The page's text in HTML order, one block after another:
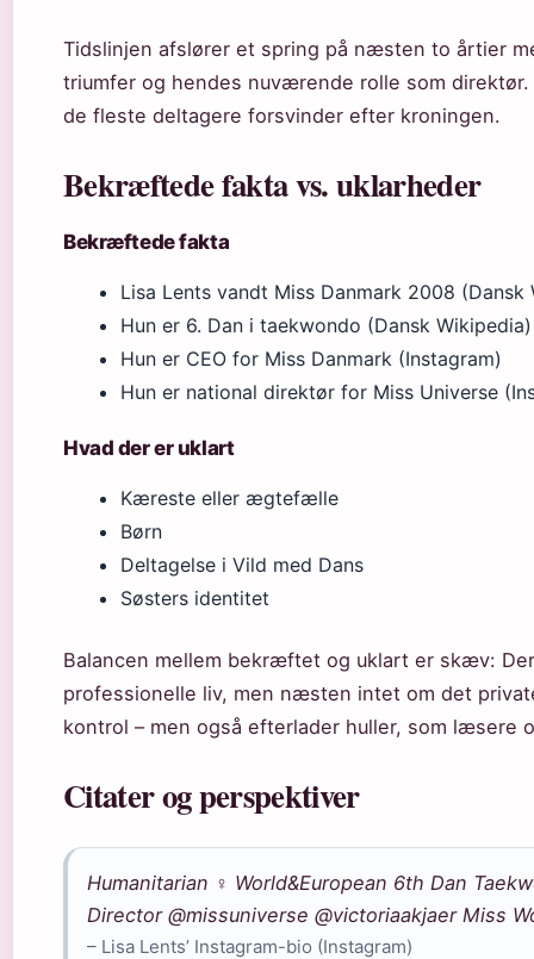
Tidslinjen afslører et spring på næsten to årtier
triumfer og hendes nuværende rolle som
de fleste deltagere forsvinder efter kroningen.
Bekræftede fakta vs. uklarheder
Bekræftede fakta
Lisa Lents vandt Miss Danmark 2008 (Dansk
Hun er 6. Dan i taekwondo (Dansk Wikipedia)
Hun er CEO for Miss Danmark (Instagram)
Hun er national direktør for Miss Universe
Hvad der er uklart
Kæreste eller ægtefælle
Børn
Deltagelse i Vild med Dans
Søsters identitet
Balancen mellem bekræftet og uklart er skæv:
professionelle liv, men næsten intet om det
kontrol – men også efterlader huller, som læsere
Citater og perspektiver
Humanitarian ♀️ World&European 6th Dan
Director @missuniverse @victoriaakjaer Miss
– Lisa Lents’ Instagram-bio (Instagram)